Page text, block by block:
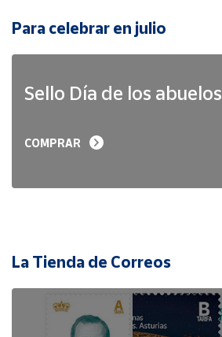
Para celebrar en julio
Sello Día de los abuelos
COMPRAR
La Tienda de Correos